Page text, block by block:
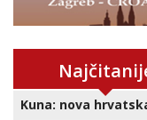
Kuna: nova